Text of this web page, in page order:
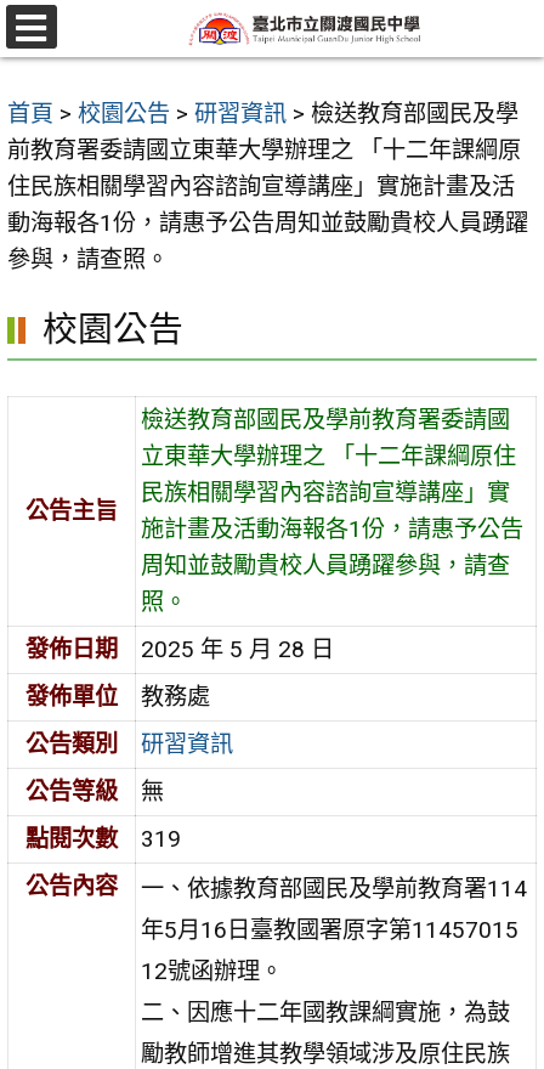
跳
至
要
內
容
區
選
單
首頁 > 校園公告 > 研習資訊 > 檢送教育部國民及學
前教育署委請國立東華大學辦理之 「十二年課綱原
住民族相關學習內容諮詢宣導講座」實施計畫及活
動海報各1份，請惠予公告周知並鼓勵貴校人員踴躍
參與，請查照。
校園公告
公告主旨
檢送教育部國民及學前教育署委請國
立東華大學辦理之 「十二年課綱原住
民族相關學習內容諮詢宣導講座」實
施計畫及活動海報各1份，請惠予公告
周知並鼓勵貴校人員踴躍參與，請查
照。
發佈日期
2025 年 5 月 28 日
發佈單位
教務處
公告類別
研習資訊
公告等級
無
點閱次數
319
公告內容
一、依據教育部國民及學前教育署114
年5月16日臺教國署原字第11457015
12號函辦理。
二、因應十二年國教課綱實施，為鼓
勵教師增進其教學領域涉及原住民族